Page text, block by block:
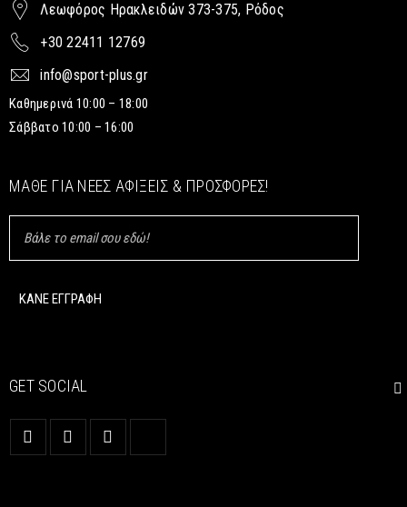
Λεωφόρος Ηρακλειδών 373-375, Ρόδος
+30 22411 12769
info@sport-plus.gr
Καθημερινά 10:00 – 18:00
Σάββατο 10:00 – 16:00
ΜΆΘΕ ΓΙΑ ΝΈΕΣ ΑΦΊΞΕΙΣ & ΠΡΟΣΦΟΡΈΣ!
GET SOCIAL